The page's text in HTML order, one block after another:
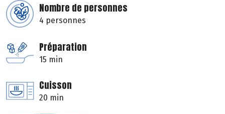
Nombre de personnes
4 personnes
Préparation
15 min
Cuisson
20 min